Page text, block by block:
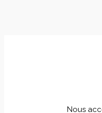
Nous